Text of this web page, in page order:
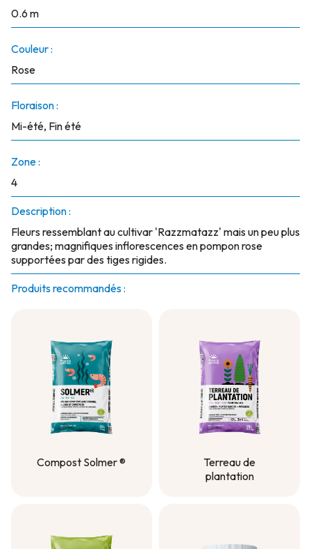
0.6 m
Couleur :
Rose
Floraison :
Mi-été, Fin été
Zone :
4
Description :
Fleurs ressemblant au cultivar 'Razzmatazz' mais un peu plus
grandes; magnifiques inflorescences en pompon rose
supportées par des tiges rigides.
Produits recommandés :
Compost Solmer ®
Terreau de
plantation